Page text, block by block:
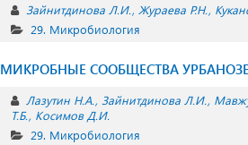
Зайнитдинова Л.И. Жураева Р.Н.
29. Микробиология
МИКРОБНЫЕ СООБЩЕСТВА
Лазутин Н.А. Зайнитдинова Л.И.
Т.Б. Косимов Д.И.
29. Микробиология